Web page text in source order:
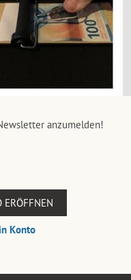
anzumelden!
ERÖFFNEN
Konto